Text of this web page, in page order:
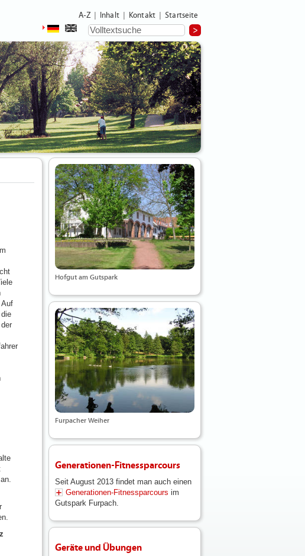
A-Z Inhalt Kontakt Startseite
Hofgut am Gutspark
Furpacher Weiher
Generationen-Fitnessparcours
Seit August 2013 findet man auch einen
Generationen-Fitnessparcours im
Gutspark Furpach.
Geräte und Übungen